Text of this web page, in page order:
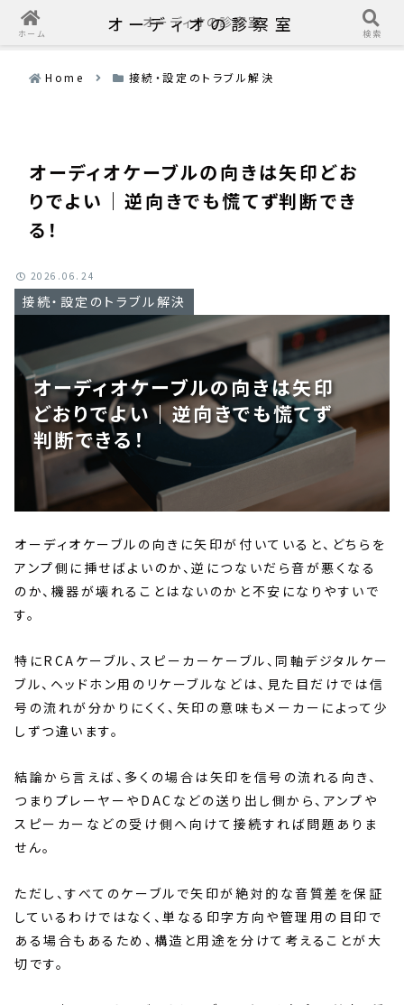
オーディオの診察室
Home 接続・設定のトラブル解決
オーディオケーブルの向きは矢印どお
りでよい｜逆向きでも慌てず判断でき
る！
オーディオケーブルの向きは矢印
どおりでよい｜逆向きでも慌てず
判断できる！
接続・設定のトラブル解決
2026.06.24
オーディオケーブルの向きに矢印が付いていると、どちらを
アンプ側に挿せばよいのか、逆につないだら音が悪くなる
のか、機器が壊れることはないのかと不安になりやすいで
す。
特にRCAケーブル、スピーカーケーブル、同軸デジタルケー
ブル、ヘッドホン用のリケーブルなどは、見た目だけでは信
号の流れが分かりにくく、矢印の意味もメーカーによって少
しずつ違います。
結論から言えば、多くの場合は矢印を信号の流れる向き、
つまりプレーヤーやDACなどの送り出し側から、アンプや
スピーカーなどの受け側へ向けて接続すれば問題ありま
せん。
ただし、すべてのケーブルで矢印が絶対的な音質差を保証
しているわけではなく、単なる印字方向や管理用の目印で
ある場合もあるため、構造と用途を分けて考えることが大
切です。
ホーム
オーディオの診察室
検索